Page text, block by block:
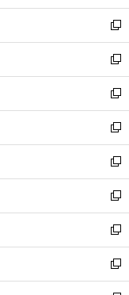
開
く
ウ
で
開
く
ン
ド
ウ
で
開
く
ウ
ィ
ン
ド
ウ
で
開
く
新
し
い
ウ
ィ
ン
ド
ウ
で
開
く
新
し
い
ウ
ィ
ン
ド
ウ
で
開
く
新
し
い
ウ
ィ
ン
ド
ウ
で
開
く
新
し
い
ウ
ィ
ン
ド
ウ
で
開
新
し
い
ウ
ィ
ン
ド
ウ
新
し
い
ウ
ィ
ン
新
し
い
ウ
新
し